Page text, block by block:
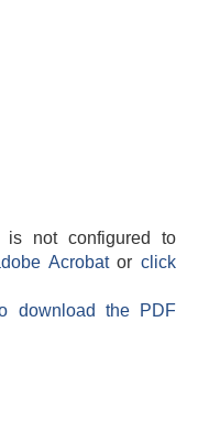
is not configured to
Acrobatorclick
download the PDF